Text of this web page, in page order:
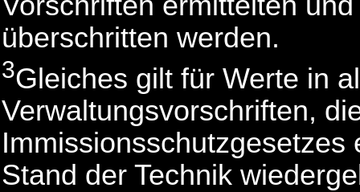
überschritten werden.
3Gleiches gilt für Werte in
Verwaltungsvorschriften,
Stand der Technik